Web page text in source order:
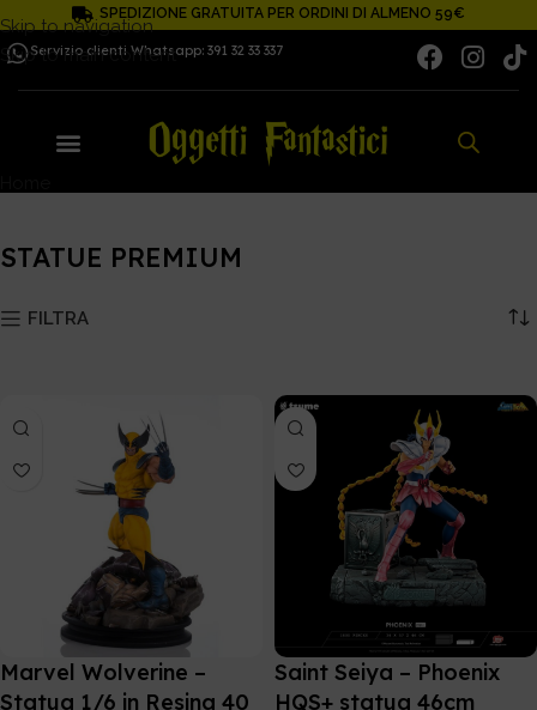
Skip to navigation
Skip to main content
SPEDIZIONE GRATUITA PER ORDINI DI ALMENO 59€
Servizio clienti Whatsapp: 391 32 33 337
STATUE PREMIUM
FILTRA
Marvel Wolverine –
Statua 1/6 in Resina 40
Saint Seiya – Phoenix
HQS+ statua 46cm